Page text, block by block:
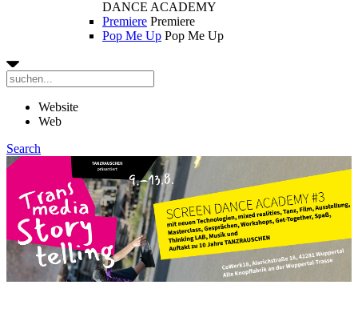
DANCE ACADEMY
Premiere Premiere
Pop Me Up Pop Me Up
Website
Web
Search